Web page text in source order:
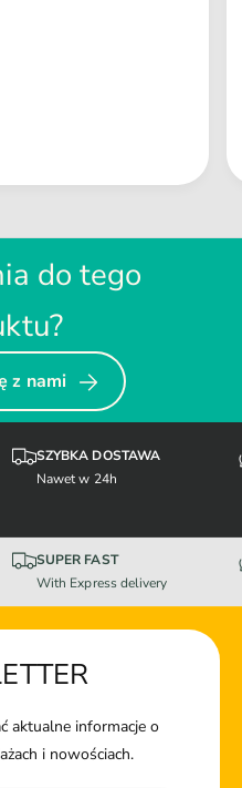
do tego
z nami
SZYBKA DOSTAWA
Nawet w 24h
SUPER FAST
With Express delivery
aktualne informacje o
i nowościach.